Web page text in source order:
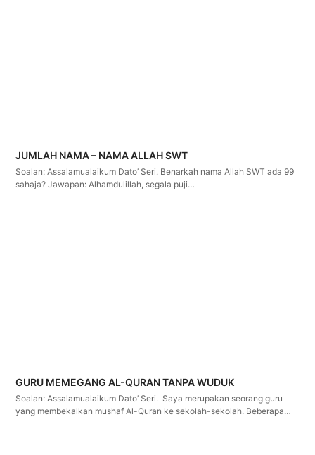
JUMLAH NAMA – NAMA ALLAH SWT
Soalan: Assalamualaikum Dato’ Seri. Benarkah nama Allah SWT ada 99
sahaja? Jawapan: Alhamdulillah, segala puji…
GURU MEMEGANG AL-QURAN TANPA WUDUK
Soalan: Assalamualaikum Dato’ Seri. Saya merupakan seorang guru
yang membekalkan mushaf Al-Quran ke sekolah-sekolah. Beberapa…